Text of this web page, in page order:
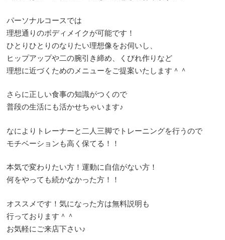
パーソナルコースでは
理想通りのボディメイクが可能です！
ひとりひとりのなりたい理想像をお伺いし、
ヒップアップや二の腕引き締め、くびれ作りなど
理想に近づくためのメニューをご提案いたします＾＾
さらに正しい食事の知識がつくので
普段の生活にも活かせちゃいます♪
なによりトレーナーと二人三脚でトレーニングを行うので
モチベーションも高く保てる！！
本気で変わりたい方！運動に自信がない方！
何をやっても続かなかった方！！
オススメです！気になった方は無料説明も
行っております＾＾
お気軽にご来店下さい♪